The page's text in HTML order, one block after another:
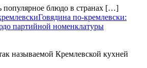
блюдо в странах […]
Говядина по-кремлевски:
партийной номенклатуры
называемой Кремлевской кухней